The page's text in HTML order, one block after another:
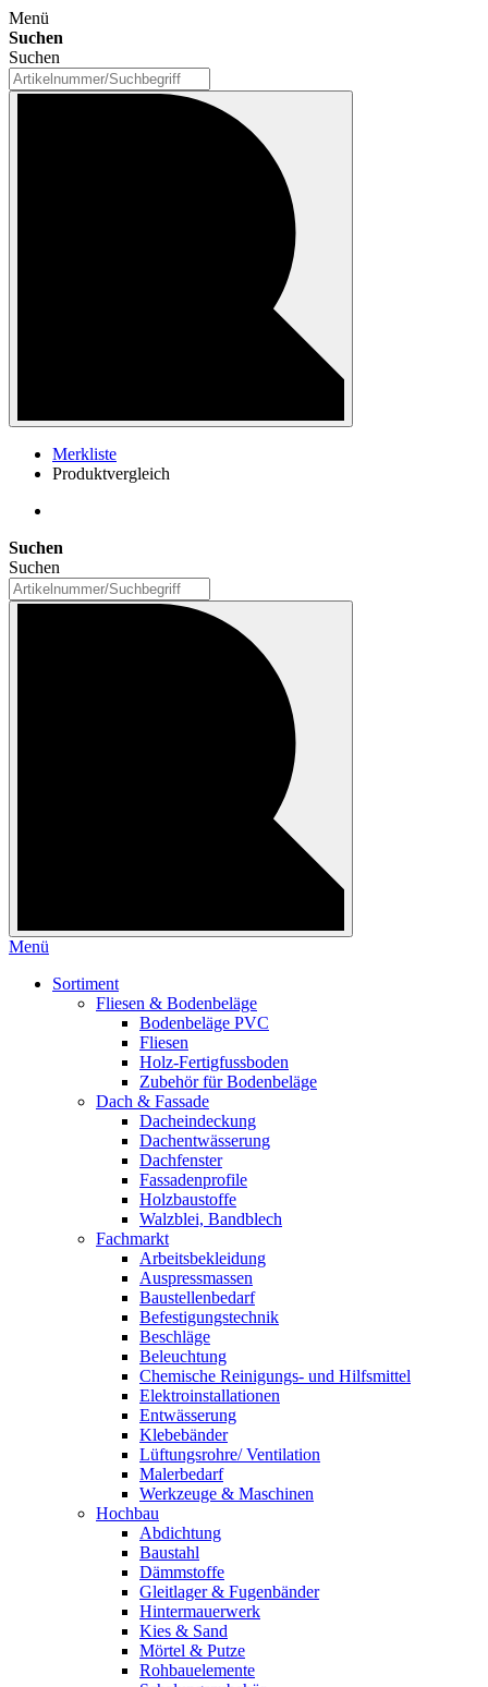
Menü
Suchen
Suchen
Merkliste
Produktvergleich
Suchen
Suchen
Menü
Sortiment
Fliesen & Bodenbeläge
Bodenbeläge PVC
Fliesen
Holz-Fertigfussboden
Zubehör für Bodenbeläge
Dach & Fassade
Dacheindeckung
Dachentwässerung
Dachfenster
Fassadenprofile
Holzbaustoffe
Walzblei, Bandblech
Fachmarkt
Arbeitsbekleidung
Auspressmassen
Baustellenbedarf
Befestigungstechnik
Beschläge
Beleuchtung
Chemische Reinigungs- und Hilfsmittel
Elektroinstallationen
Entwässerung
Klebebänder
Lüftungsrohre/ Ventilation
Malerbedarf
Werkzeuge & Maschinen
Hochbau
Abdichtung
Baustahl
Dämmstoffe
Gleitlager & Fugenbänder
Hintermauerwerk
Kies & Sand
Mörtel & Putze
Rohbauelemente